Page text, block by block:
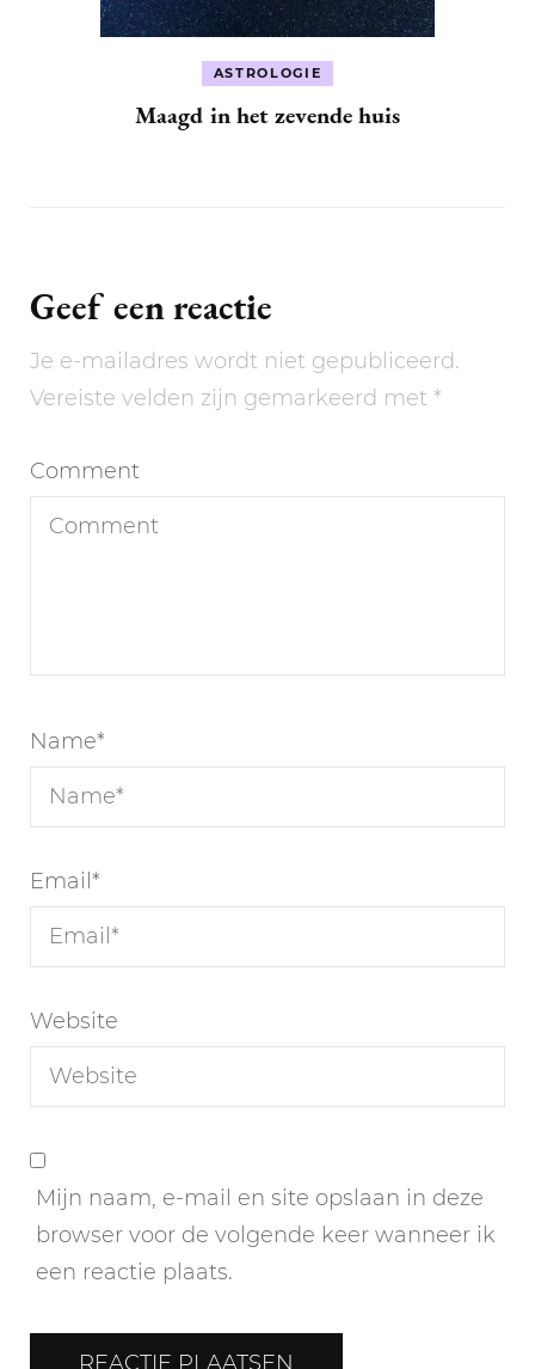
ASTROLOGIE
Maagd in het zevende huis
Geef een reactie
Je e-mailadres wordt niet gepubliceerd.
Vereiste velden zijn gemarkeerd met *
Comment
Name*
Email *
Website
Mijn naam, e-mail en site opslaan in deze
browser voor de volgende keer wanneer ik
een reactie plaats.